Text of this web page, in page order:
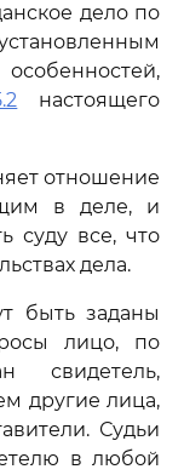
дело по
настоящего
отношение
в деле, и
суду все, что
дела.
быть заданы
лицо, по
свидетель,
другие лица,
Судьи
в любой